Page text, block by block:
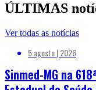
ÚLTIMAS
Ver todas as notícias
5 agosto | 2026
Sinmed-MG na